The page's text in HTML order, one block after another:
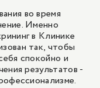
во время
Именно
в Клинике
так, чтобы
спокойно и
результатов -